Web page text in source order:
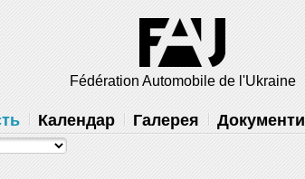
Fédération Automobile de l'Ukraine
Календар Галерея Документи